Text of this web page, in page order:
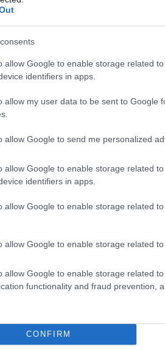
allow Google to enable storage related
identifiers in apps.
allow my user data to be sent to Google
allow Google to send me personalized
allow Google to enable storage related
identifiers in apps.
allow Google to enable storage related
allow Google to enable storage related to
allow Google to enable storage related
functionality and fraud prevention,
CONFIRM
cliccandoqui
nella sezioneLogindal menù
Pallavolo Olbia Volley Olbia
i tuoi video e le tue
+39 345 356 7512
di GalluraOggi.it